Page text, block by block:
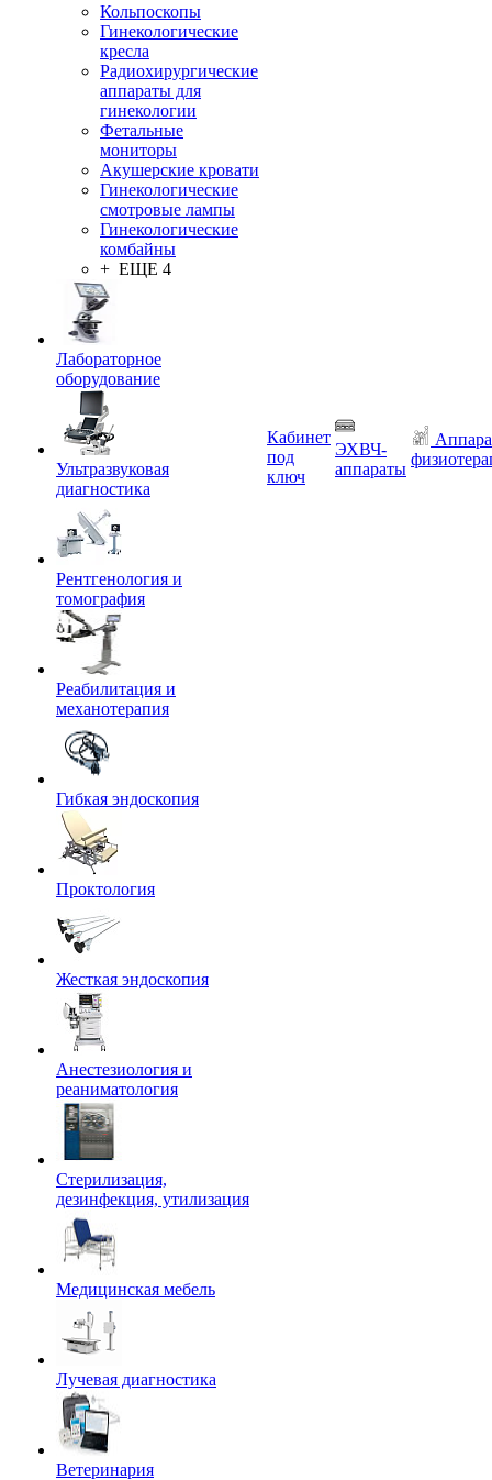
Кольпоскопы
Гинекологические
кресла
Радиохирургические
аппараты для
гинекологии
Фетальные
мониторы
Акушерские кровати
Гинекологические
смотровые лампы
Гинекологические
комбайны
+ ЕЩЕ 4
Лабораторное
оборудование
Ультразвуковая
диагностика
Рентгенология и
томография
Реабилитация и
механотерапия
Гибкая эндоскопия
Проктология
Жесткая эндоскопия
Анестезиология и
реаниматология
Стерилизация,
дезинфекция, утилизация
Медицинская мебель
Лучевая диагностика
Ветеринария
Кабинет
под
ключ
ЭХВЧ-
аппараты